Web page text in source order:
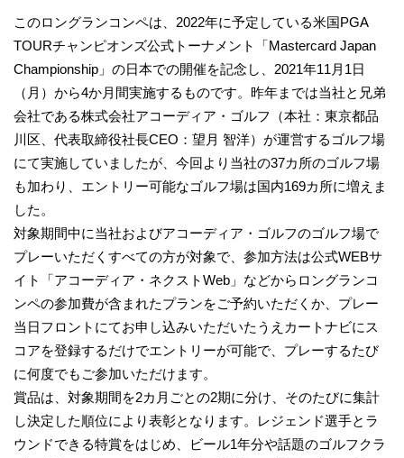
このロングランコンペは、2022年に予定している米国PGA
TOURチャンピオンズ公式トーナメント「Mastercard Japan
Championship」の日本での開催を記念し、2021年11月1日
（月）から4か月間実施するものです。昨年までは当社と兄弟
会社である株式会社アコーディア・ゴルフ（本社：東京都品
川区、代表取締役社長CEO：望月 智洋）が運営するゴルフ場
にて実施していましたが、今回より当社の37カ所のゴルフ場
も加わり、エントリー可能なゴルフ場は国内169カ所に増えま
した。
対象期間中に当社およびアコーディア・ゴルフのゴルフ場で
プレーいただくすべての方が対象で、参加方法は公式WEBサ
イト「アコーディア・ネクストWeb」などからロングランコ
ンペの参加費が含まれたプランをご予約いただくか、プレー
当日フロントにてお申し込みいただいたうえカートナビにス
コアを登録するだけでエントリーが可能で、プレーするたび
に何度でもご参加いただけます。
賞品は、対象期間を2カ月ごとの2期に分け、そのたびに集計
し決定した順位により表彰となります。レジェンド選手とラ
ウンドできる特賞をはじめ、ビール1年分や話題のゴルフクラ